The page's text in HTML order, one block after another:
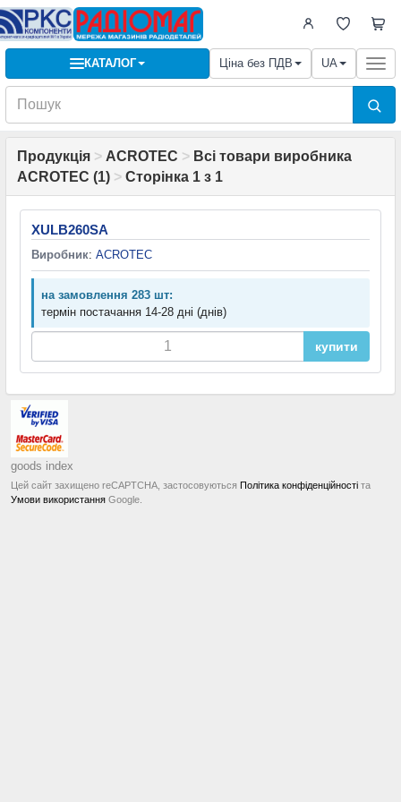
КАТАЛОГ Ціна без ПДВ UA
Продукція > ACROTEC > Всі товари виробника
ACROTEC (1) > Сторінка 1 з 1
XULB260SA
Виробник: ACROTEC
на замовлення 283 шт:
термін постачання 14-28 дні (днів)
купити
goods index
Цей сайт захищено reCAPTCHA, застосовуються Політика конфіденційності та
Умови використання Google.